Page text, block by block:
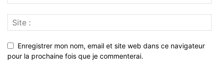
Enregistrer mon nom, email et site web dans ce navigateur
pour la prochaine fois que je commenterai.